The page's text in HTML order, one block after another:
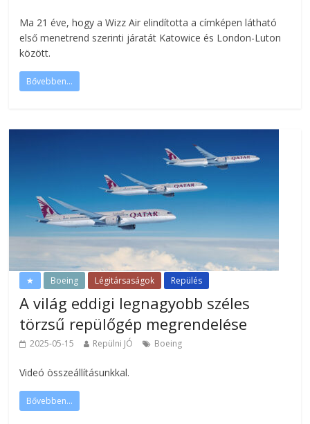
Ma 21 éve, hogy a Wizz Air elindította a címképen látható
első menetrend szerinti járatát Katowice és London-Luton
között.
Bővebben...
★ Boeing Légitársaságok Repülés
A világ eddigi legnagyobb széles
törzsű repülőgép megrendelése
2025-05-15 Repülni JÓ Boeing
Videó összeállításunkkal.
Bővebben...